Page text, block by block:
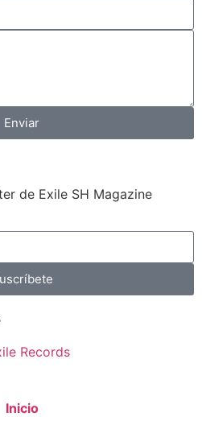
Enviar
de Exile SH Magazine
Inicio